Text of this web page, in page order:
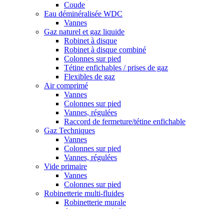
Coude
Eau déminéralisée WDC
Vannes
Gaz naturel et gaz liquide
Robinet à disque
Robinet à disque combiné
Colonnes sur pied
Tétine enfichables / prises de gaz
Flexibles de gaz
Air comprimé
Vannes
Colonnes sur pied
Vannes, régulées
Raccord de fermeture/tétine enfichable
Gaz Techniques
Vannes
Colonnes sur pied
Vannes, régulées
Vide primaire
Vannes
Colonnes sur pied
Robinetterie multi-fluides
Robinetterie murale